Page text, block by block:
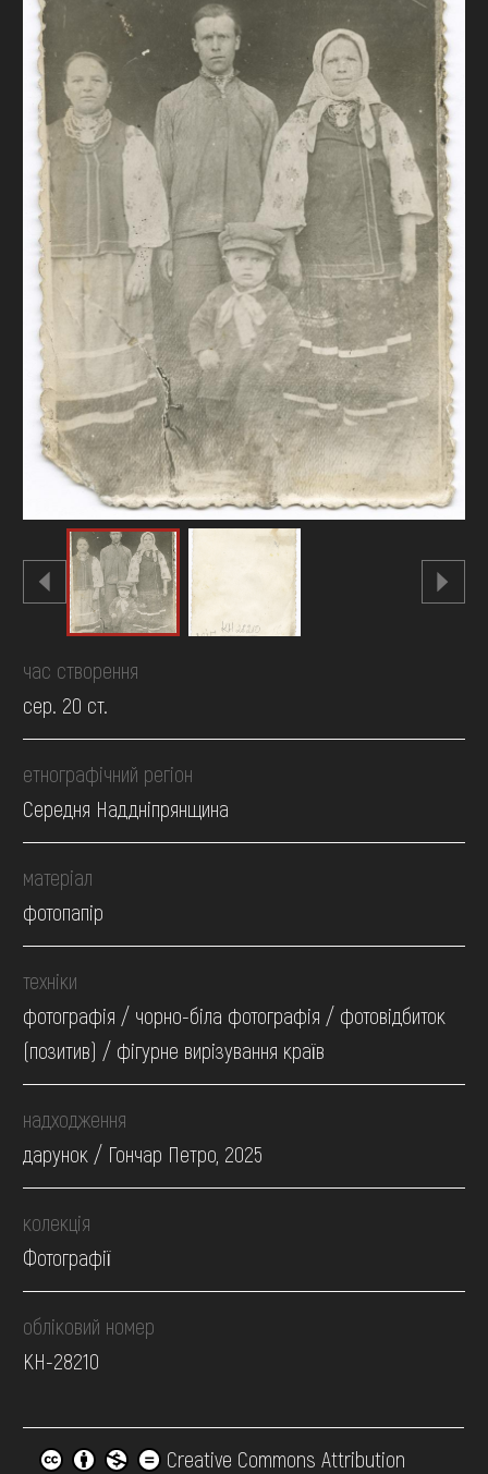
ОНЛАЙН-КРАМНИЦЯ
ПІДТРИМАТИ
час створення
сер. 20 ст.
етнографічний регіон
Середня Наддніпрянщина
матеріал
фотопапір
техніки
фотографія / чорно-біла фотографія / фотовідбиток
(позитив) / фігурне вирізування країв
надходження
дарунок / Гончар Петро, 2025
колекція
Фотографії
обліковий номер
КН-28210
Creative Commons Attribution